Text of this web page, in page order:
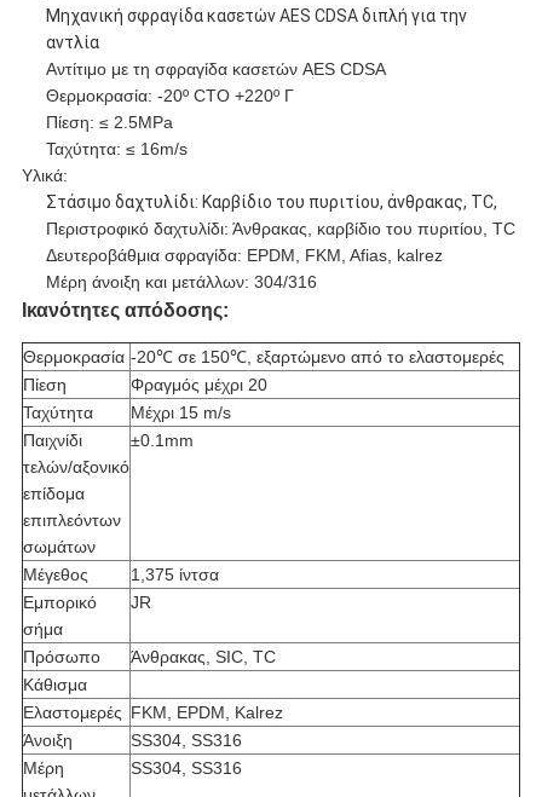
Μηχανική σφραγίδα κασετών AES CDSA διπλή για την
αντλία
Αντίτιμο με τη σφραγίδα κασετών AES CDSA
Θερμοκρασία: -20º CTO +220º Γ
Πίεση: ≤ 2.5MPa
Ταχύτητα: ≤ 16m/s
Υλικά:
Στάσιμο δαχτυλίδι: Καρβίδιο του πυριτίου, άνθρακας, TC,
Περιστροφικό δαχτυλίδι: Άνθρακας, καρβίδιο του πυριτίου, TC
Δευτεροβάθμια σφραγίδα: EPDM, FKM, Afias, kalrez
Μέρη άνοιξη και μετάλλων: 304/316
Ικανότητες απόδοσης:
Θερμοκρασία -20℃ σε 150℃, εξαρτώμενο από το ελαστομερές
Πίεση
Φραγμός μέχρι 20
Ταχύτητα
Μέχρι 15 m/s
Παιχνίδι
τελών/αξονικό
επίδομα
επιπλεόντων
σωμάτων
±0.1mm
Μέγεθος
1,375 ίντσα
Εμπορικό
σήμα
JR
Πρόσωπο
Άνθρακας, SIC, TC
Κάθισμα
Ελαστομερές FKM, EPDM, Kalrez
Άνοιξη
SS304, SS316
Μέρη
SS304, SS316